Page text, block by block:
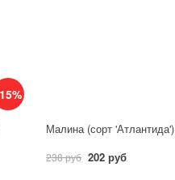
Малина (сорт 'Атлантида')
238 руб 202 руб